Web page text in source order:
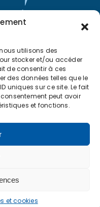
utilisons des
stocker et/ou accéder
de consentir à ces
des données telles que le
uniques sur ce site. Le fait
peut avoir
et fonctions.
et cookies
+ NOS SERVICES
RECRUTE
ET COOKIES